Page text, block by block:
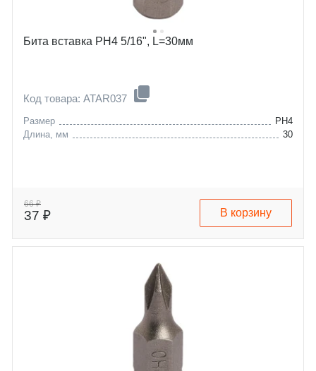
Бита вставка PH4 5/16", L=30мм
Код товара: ATAR037
Размер
PH4
Длина, мм
30
66 ₽
37 ₽ В корзину